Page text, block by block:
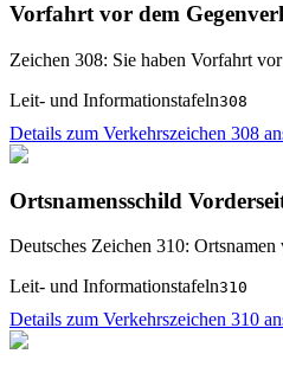
Vorfahrt vor dem
Zeichen 308: Sie haben Vorfahrt
Leit- und Informationstafeln308
Details zum Verkehrszeichen 308
Ortsnamensschild
Deutsches Zeichen 310: Ortsnamen
Leit- und Informationstafeln310
Details zum Verkehrszeichen 310